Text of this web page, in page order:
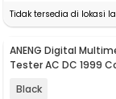
Tidak tersedia di lokasi
Baru
ANENG Digital
Tester AC DC 1999
Black